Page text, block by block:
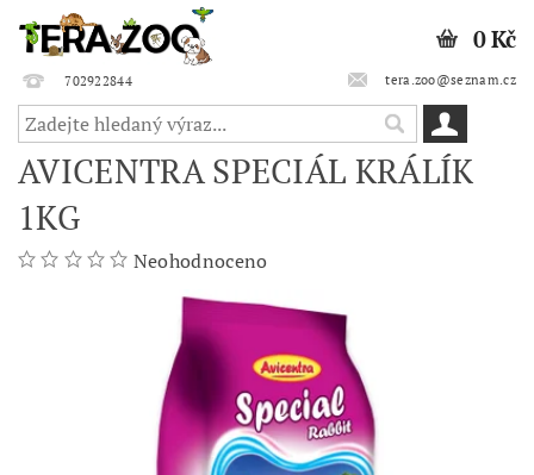
702922844 tera.zoo@seznam.cz
0 Kč
AVICENTRA SPECIÁL KRÁLÍK
1KG
Neohodnoceno